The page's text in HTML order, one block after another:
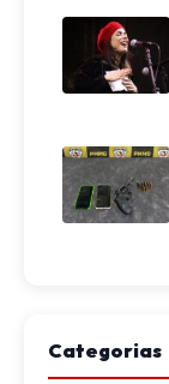
Categorias